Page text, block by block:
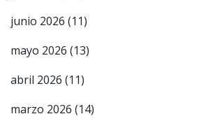
junio 2026 (11)
mayo 2026 (13)
abril 2026 (11)
marzo 2026 (14)